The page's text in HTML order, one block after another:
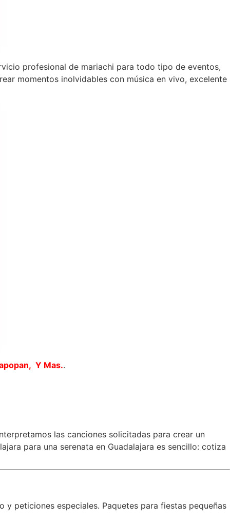
profesional de mariachi para todo tipo de eventos,
momentos inolvidables con música en vivo, excelente
Y Mas..
las canciones solicitadas para crear un
para una serenata en Guadalajara es sencillo: cotiza
peticiones especiales. Paquetes para fiestas pequeñas